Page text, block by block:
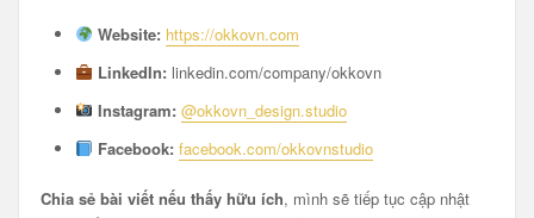
Website: https://okkovn.com
LinkedIn: linkedin.com/company/okkovn
Instagram: @okkovn_design.studio
Facebook: facebook.com/okkovnstudio
Chia sẻ bài viết nếu thấy hữu ích, mình sẽ tiếp tục cập nhật